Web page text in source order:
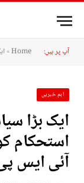
آپ پر ہیں: Home
»
اہم خبریں
ایک بڑا
استحکام
آئی ایس